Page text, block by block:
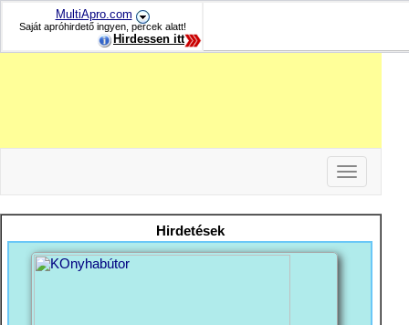
MultiApro.com
Saját apróhirdető ingyen, percek alatt!
Hirdessen itt
Toggle
navigation
-
-
Hirdetések